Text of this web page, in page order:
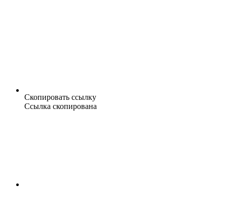
Скопировать ссылку
Ссылка скопирована